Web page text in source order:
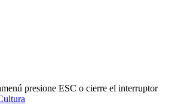
presione ESC o cierre el interruptor